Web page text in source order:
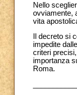
Nello
ovviamente,
vita
Il decreto si
impedite
criteri
importanza
Roma.